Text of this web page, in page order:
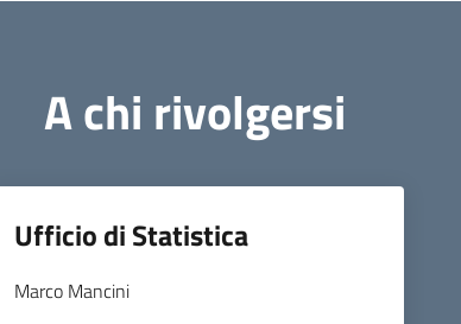
A chi rivolgersi
Ufficio di Statistica
Marco Mancini